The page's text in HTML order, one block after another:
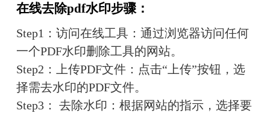
在线去除pdf水印步骤：
Step1：访问在线工具：通过浏览器访问任何
一个PDF水印删除工具的网站。
Step2：上传PDF文件：点击“上传”按钮，选
择需去水印的PDF文件。
Step3： 去除水印：根据网站的指示，选择要